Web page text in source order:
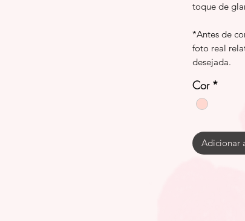
toque de
*Antes de
foto real
desejada.
Cor *
Adicionar